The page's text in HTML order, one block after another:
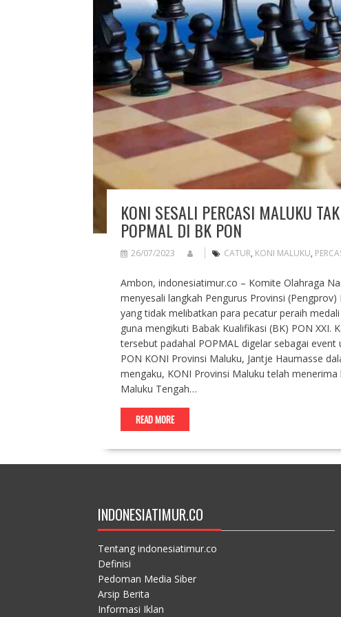
KONI SESALI PERCASI MALUKU
POPMAL DI BK PON
26/07/2023 CATUR, KONI MALUKU,
Ambon, indonesiatimur.co – Komite Olahraga
menyesali langkah Pengurus Provinsi
yang tidak melibatkan para pecatur peraih
guna mengikuti Babak Kualifikasi (BK) PON XXI.
tersebut padahal POPMAL digelar sebagai
PON KONI Provinsi Maluku, Jantje Haumasse
mengaku, KONI Provinsi Maluku telah
Maluku Tengah…
READ MORE
INDONESIATIMUR.CO
Tentang indonesiatimur.co
Definisi
Pedoman Media Siber
Arsip Berita
Informasi Iklan